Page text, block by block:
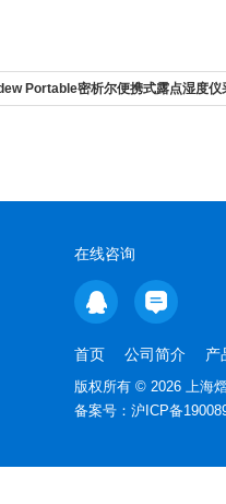
Portable密析尔便携式露点湿度仪
在线咨询
首页 公司简介 产
版权所有 © 2026 上海
备案号： 沪ICP备